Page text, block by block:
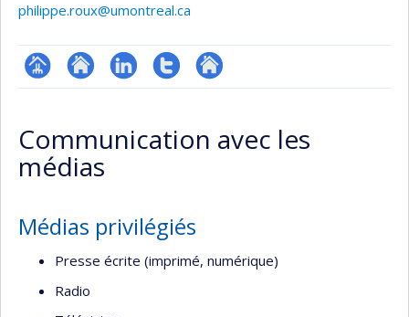
philippe.roux@umontreal.ca
Page
(faculté,département,école)
Site
de
l’unité
de
LinkedInCompteAutre
web
Communication avec les
médias
Médias privilégiés
Presse écrite (imprimé, numérique)
Radio